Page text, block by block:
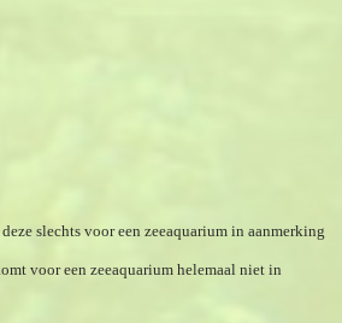
slechts voor een zeeaquarium in aanmerking
voor een zeeaquarium helemaal niet in